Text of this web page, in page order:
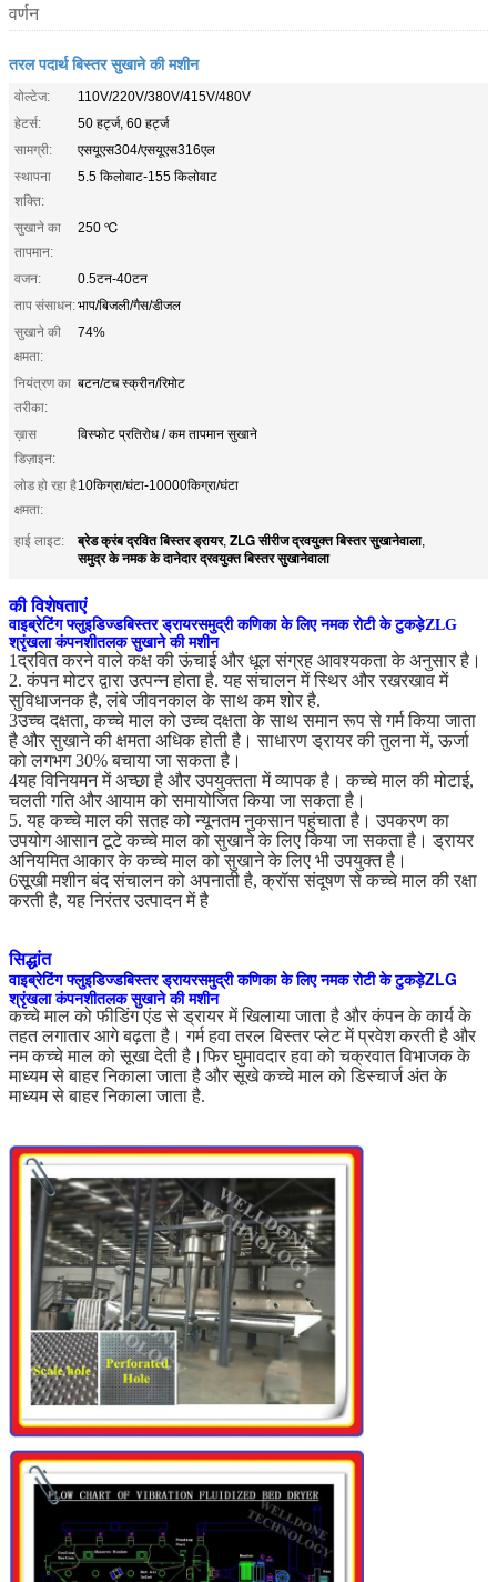
वर्णन
तरल पदार्थ बिस्तर सुखाने की मशीन
वोल्टेज:
110V/220V/380V/415V/480V
हेटर्स:
50 हर्ट्ज, 60 हर्ट्ज
सामग्री:
एसयूएस304/एसयूएस316एल
स्थापना
शक्ति:
5.5 किलोवाट-155 किलोवाट
सुखाने का
तापमान:
250 ℃
वजन:
0.5टन-40टन
ताप संसाधन:भाप/बिजली/गैस/डीजल
सुखाने की
क्षमता:
74%
नियंत्रण का
तरीका:
बटन/टच स्क्रीन/रिमोट
ख़ास
डिज़ाइन:
विस्फोट प्रतिरोध / कम तापमान सुखाने
लोड हो रहा है
क्षमता:
10किग्रा/घंटा-10000किग्रा/घंटा
हाई लाइट: ब्रेड क्रंब द्रवित बिस्तर ड्रायर, ZLG सीरीज द्रवयुक्त बिस्तर सुखानेवाला,
समुद्र के नमक के दानेदार द्रवयुक्त बिस्तर सुखानेवाला
की विशेषताएं
वाइब्रेटिंग फ्लुइडिज्डबिस्तर ड्रायरसमुद्री कणिका के लिए नमक रोटी के टुकड़ेZLG
श्रृंखला कंपनशीतलक सुखाने की मशीन
1द्रवित करने वाले कक्ष की ऊंचाई और धूल संग्रह आवश्यकता के अनुसार है।
2. कंपन मोटर द्वारा उत्पन्न होता है. यह संचालन में स्थिर और रखरखाव में
सुविधाजनक है, लंबे जीवनकाल के साथ कम शोर है.
3उच्च दक्षता, कच्चे माल को उच्च दक्षता के साथ समान रूप से गर्म किया जाता
है और सुखाने की क्षमता अधिक होती है। साधारण ड्रायर की तुलना में, ऊर्जा
को लगभग 30% बचाया जा सकता है।
4यह विनियमन में अच्छा है और उपयुक्तता में व्यापक है। कच्चे माल की मोटाई,
चलती गति और आयाम को समायोजित किया जा सकता है।
5. यह कच्चे माल की सतह को न्यूनतम नुकसान पहुंचाता है। उपकरण का
उपयोग आसान टूटे कच्चे माल को सुखाने के लिए किया जा सकता है। ड्रायर
अनियमित आकार के कच्चे माल को सुखाने के लिए भी उपयुक्त है।
6सूखी मशीन बंद संचालन को अपनाती है, क्रॉस संदूषण से कच्चे माल की रक्षा
करती है, यह निरंतर उत्पादन में है
सिद्धांत
वाइब्रेटिंग फ्लुइडिज्डबिस्तर ड्रायरसमुद्री कणिका के लिए नमक रोटी के टुकड़ेZLG
श्रृंखला कंपनशीतलक सुखाने की मशीन
कच्चे माल को फीडिंग एंड से ड्रायर में खिलाया जाता है और कंपन के कार्य के
तहत लगातार आगे बढ़ता है। गर्म हवा तरल बिस्तर प्लेट में प्रवेश करती है और
नम कच्चे माल को सूखा देती है।फिर घुमावदार हवा को चक्रवात विभाजक के
माध्यम से बाहर निकाला जाता है और सूखे कच्चे माल को डिस्चार्ज अंत के
माध्यम से बाहर निकाला जाता है.